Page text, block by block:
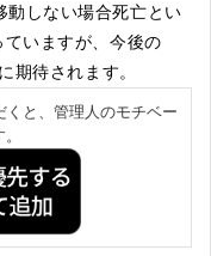
動しない場合死亡とい
いますが、今後の
期待されます。
くと、管理人のモチベー